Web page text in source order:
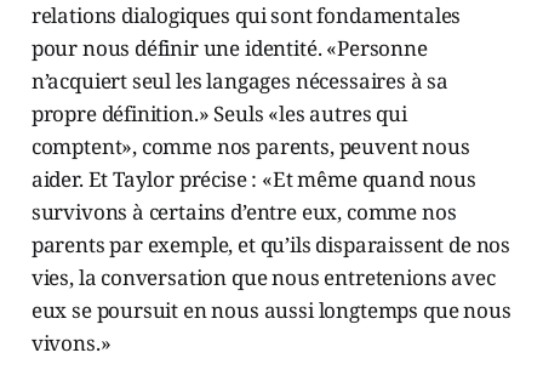
relations dialogiques qui sont fondamentales
pour nous définir une identité. «Personne
n’acquiert seul les langages nécessaires à sa
propre définition.» Seuls «les autres qui
comptent», comme nos parents, peuvent nous
aider. Et Taylor précise : «Et même quand nous
survivons à certains d’entre eux, comme nos
parents par exemple, et qu’ils disparaissent de nos
vies, la conversation que nous entretenions avec
eux se poursuit en nous aussi longtemps que nous
vivons.»